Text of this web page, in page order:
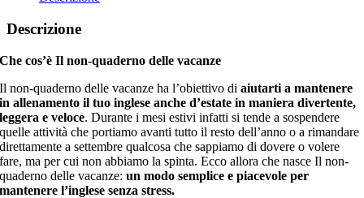
quantità
Descrizione
Che cos’è Il non-quaderno delle vacanze
Il non-quaderno delle vacanze ha l’obiettivo diaiutarti a mantenere
in allenamento il tuo inglese anche d’estate in maniera divertente,
leggera e veloce. Durante i mesi estivi infatti si tende a sospendere
quelle attività che portiamo avanti tutto il resto dell’anno o a rimandare
direttamente a settembre qualcosa che sappiamo di dovere o volere
fare, ma per cui non abbiamo la spinta. Ecco allora che nasce Il non-
quaderno delle vacanze:un modo semplice e piacevole per
mantenere l’inglese senza stress.